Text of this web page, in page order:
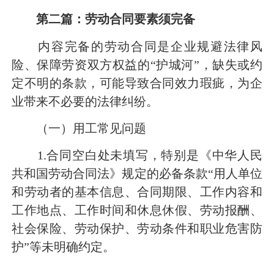
第二篇：劳动合同要素须完备
内容完备的劳动合同是企业规避法律风
险、保障劳资双方权益的“护城河”，缺失或约
定不明的条款，可能导致合同效力瑕疵，为企
业带来不必要的法律纠纷。
（一）用工常见问题
1.合同空白处未填写，特别是《中华人民
共和国劳动合同法》规定的必备条款“用人单位
和劳动者的基本信息、合同期限、工作内容和
工作地点、工作时间和休息休假、劳动报酬、
社会保险、劳动保护、劳动条件和职业危害防
护”等未明确约定。